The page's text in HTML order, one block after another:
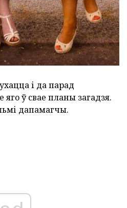
і да парад
ў свае планы загадзя.
дапамагчы.